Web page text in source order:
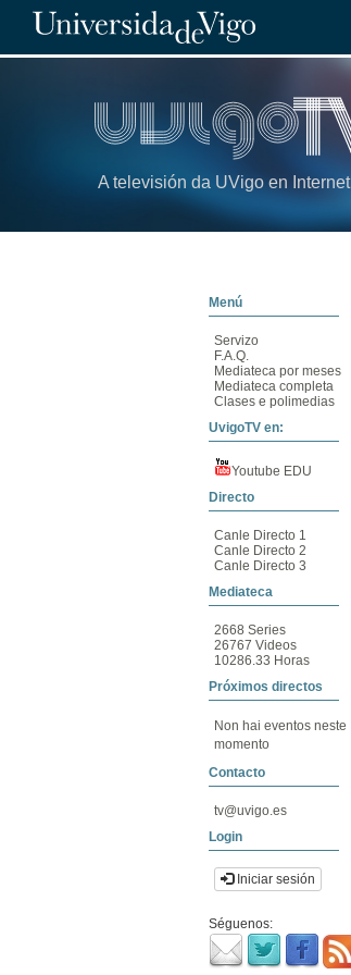
A televisión da UVigo en Internet
Menú
Servizo
F.A.Q.
Mediateca por meses
Mediateca completa
Clases e polimedias
UvigoTV en:
Youtube EDU
Directo
Canle Directo 1
Canle Directo 2
Canle Directo 3
Mediateca
2668 Series
26767 Videos
10286.33 Horas
Próximos directos
Non hai eventos neste
momento
Contacto
tv@uvigo.es
Login
Iniciar sesión
Séguenos: